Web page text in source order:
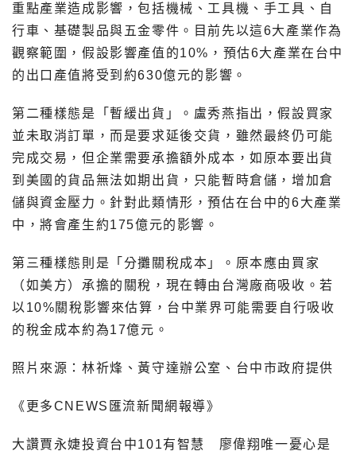
重點產業造成影響，包括機械、工具機、手工具、自
行車、基礎製品與五金零件。目前先以這6大產業作為
觀察範圍，假設影響產值的10%，預估6大產業在台中
的出口產值將受到約630億元的影響。
第二種樣態是「暫緩出貨」。盧秀燕指出，假設買家
並未取消訂單，而是要求延後交貨，雖然最終仍可能
完成交易，但企業需要承擔額外成本，如原本要出貨
到美國的貨品無法如期出貨，只能暫時倉儲，增加倉
儲與資金壓力。針對此類情形，預估在台中的6大產業
中，將會產生約175億元的影響。
第三種樣態則是「分攤關稅成本」。原本應由買家
（如美方）承擔的關稅，現在轉由台灣廠商吸收。若
以10%關稅影響來估算，台中業界可能需要自行吸收
的稅金成本約為17億元。
照片來源：林祈烽、黃守達辦公室、台中市政府提供
《更多CNEWS匯流新聞網報導》
大讚賈永婕投資台中101有智慧 廖偉翔唯一憂心是